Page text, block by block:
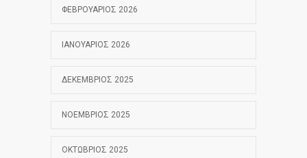
ΦΕΒΡΟΥΆΡΙΟΣ 2026
ΙΑΝΟΥΆΡΙΟΣ 2026
ΔΕΚΈΜΒΡΙΟΣ 2025
ΝΟΈΜΒΡΙΟΣ 2025
ΟΚΤΏΒΡΙΟΣ 2025